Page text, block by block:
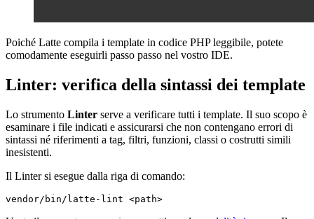
Poiché Latte compila i template in codice PHP leggibile, potete
comodamente eseguirli passo passo nel vostro IDE.
Linter: verifica della sintassi dei template
Lo strumento Linter serve a verificare tutti i template. Il suo scopo è
esaminare i file indicati e assicurarsi che non contengano errori di
sintassi né riferimenti a tag, filtri, funzioni, classi o costrutti simili
inesistenti.
Il Linter si esegue dalla riga di comando: